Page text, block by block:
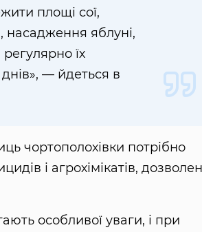
площі сої,
насадження яблуні,
їх
— йдеться в
чортополохівки потрібно
і агрохімікатів,
особливої уваги, і при